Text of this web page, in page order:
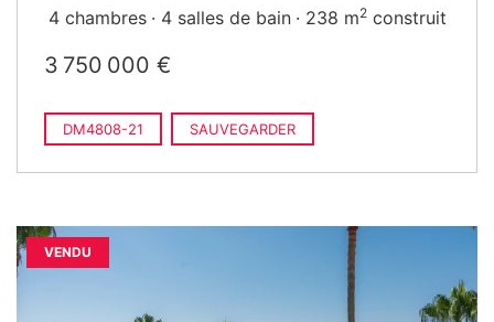
4 chambres 4 salles de bain 238 m2 construit
3 750 000 €
DM4808-21 SAUVEGARDER
VENDU